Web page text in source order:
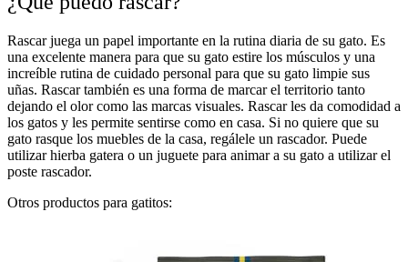
Rascar juega un papel importante en la rutina diaria de su gato. Es
una excelente manera para que su gato estire los músculos y una
increíble rutina de cuidado personal para que su gato limpie sus
uñas. Rascar también es una forma de marcar el territorio tanto
dejando el olor como las marcas visuales. Rascar les da comodidad a
los gatos y les permite sentirse como en casa. Si no quiere que su
gato rasque los muebles de la casa, regálele un rascador. Puede
utilizar hierba gatera o un juguete para animar a su gato a utilizar el
poste rascador.
Otros productos para gatitos: